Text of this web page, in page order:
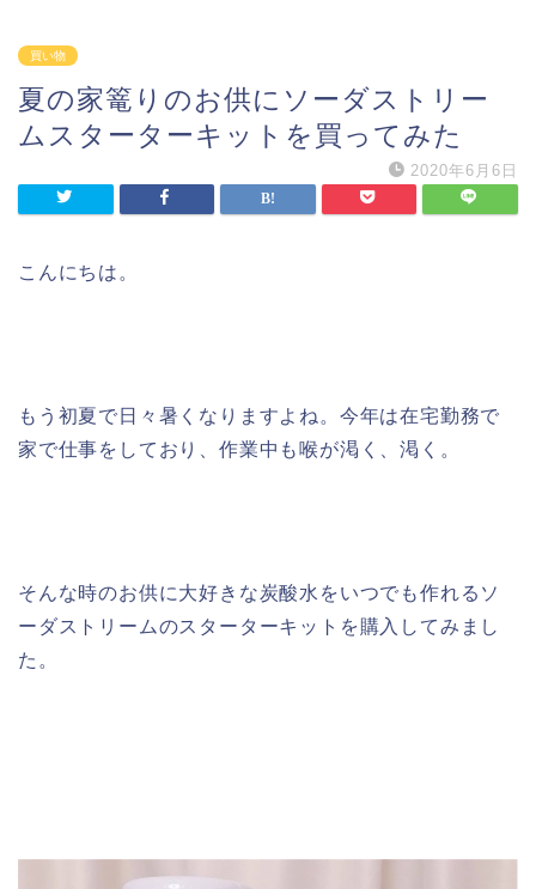
買い物
夏の家篭りのお供にソーダストリー
ムスターターキットを買ってみた
2020年6月6日
こんにちは。
もう初夏で日々暑くなりますよね。今年は在宅勤務で
家で仕事をしており、作業中も喉が渇く、渇く。
そんな時のお供に大好きな炭酸水をいつでも作れるソ
ーダストリームのスターターキットを購入してみまし
た。